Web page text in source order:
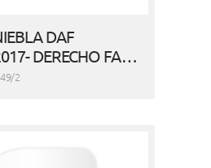
DAF
DERECHO FA…
2